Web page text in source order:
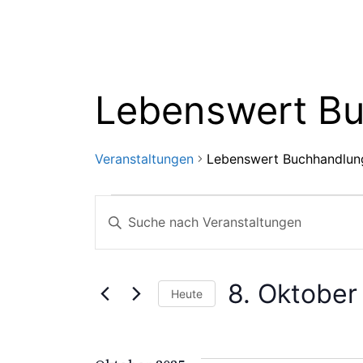
Lebenswert
Veranstaltungen Lebenswert
Veranstaltungen
Veranstaltungen
Suche
und
Bitte
Suche
Heute 8.